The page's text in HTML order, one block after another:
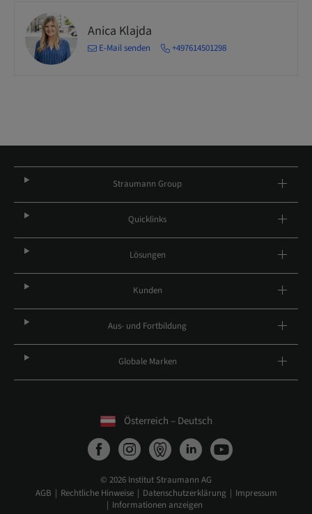
Anica Klajda
E-Mail senden +497614501298
Straumann Group
Quicklinks
Lösungen
Kunden
Aus- und Fortbildung
Globale Marken
Österreich – Deutsch
© 2026 Institut Straumann AG
AGB
Rechtliche Hinweise Datenschutzerklärung
Impressum
Informationen anzeigen